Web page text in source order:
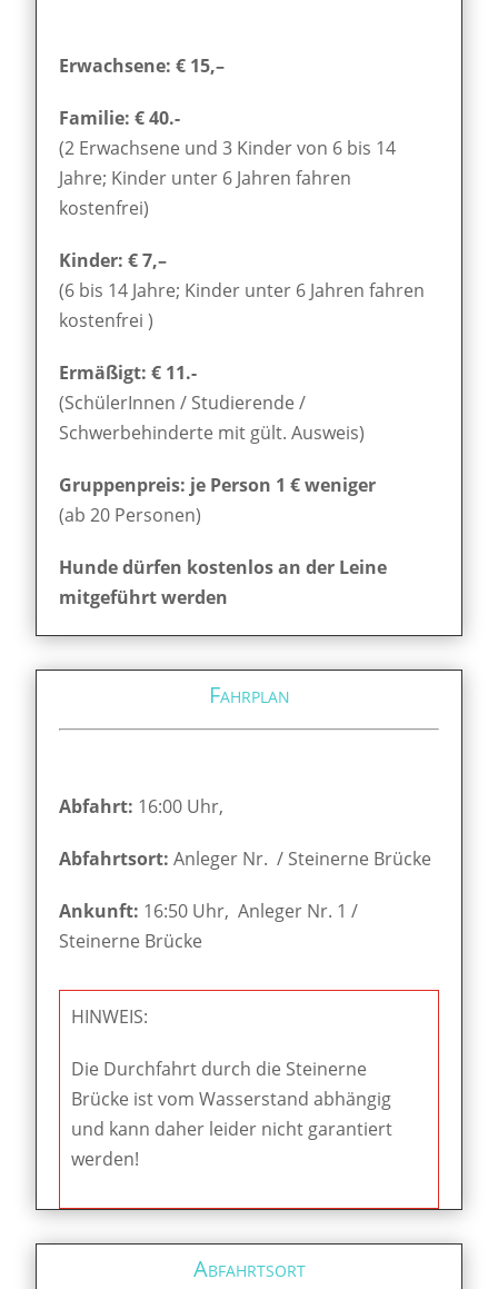
Erwachsene: € 15,–
Familie: € 40.-
(2 Erwachsene und 3 Kinder von 6 bis 14
Jahre; Kinder unter 6 Jahren fahren
kostenfrei)
Kinder: € 7,–
(6 bis 14 Jahre; Kinder unter 6 Jahren fahren
kostenfrei )
Ermäßigt: € 11.-
(SchülerInnen / Studierende /
Schwerbehinderte mit gült. Ausweis)
Gruppenpreis: je Person 1 € weniger
(ab 20 Personen)
Hunde dürfen kostenlos an der Leine
mitgeführt werden
Fahrplan
Abfahrt: 16:00 Uhr,
Abfahrtsort:Anleger Nr. / Steinerne Brücke
Ankunft: 16:50 Uhr, Anleger Nr. 1 /
Steinerne Brücke
HINWEIS:
Die Durchfahrt durch die Steinerne
Brücke ist vom Wasserstand abhängig
und kann daher leider nicht garantiert
werden!
Abfahrtsort